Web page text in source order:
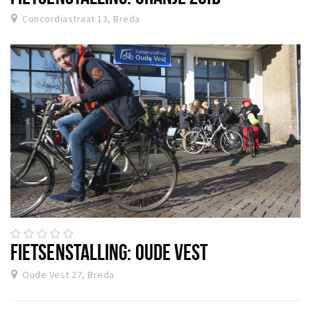
Concordiastraat 13, Breda
FIETSENSTALLING: OUDE VEST
Oude Vest 27, Breda